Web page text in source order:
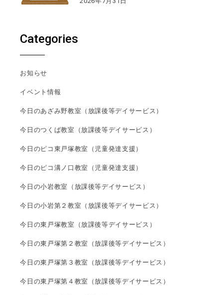
Categories
お知らせ
イベント情報
今日のあざみ野教室（放課後等デイサービス）
今日のつくば教室（放課後等デイサービス）
今日のピコ東戸塚教室（児童発達支援）
今日のピコ溝ノ口教室（児童発達支援）
今日の小岩教室（放課後等デイサービス）
今日の小岩第２教室（放課後等デイサービス）
今日の東戸塚教室（放課後等デイサービス）
今日の東戸塚第２教室（放課後等デイサービス）
今日の東戸塚第３教室（放課後等デイサービス）
今日の東戸塚第４教室（放課後等デイサービス）